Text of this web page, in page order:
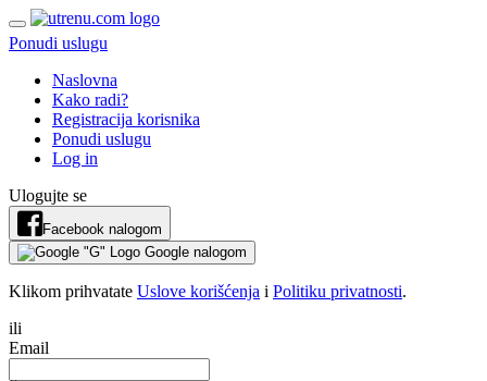
Ponudi uslugu
Naslovna
Kako radi?
Registracija korisnika
Ponudi uslugu
Log in
Ulogujte se
Facebook nalogom
Google nalogom
Klikom prihvatate Uslove korišćenja i Politiku privatnosti.
ili
Email